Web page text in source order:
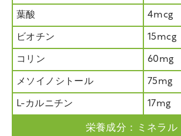
葉酸 4mcg
ビオチン 15mcg
コリン 60mg
メソイノシトール 75mg
L-カルニチン 17mg
栄養成分：ミネラル